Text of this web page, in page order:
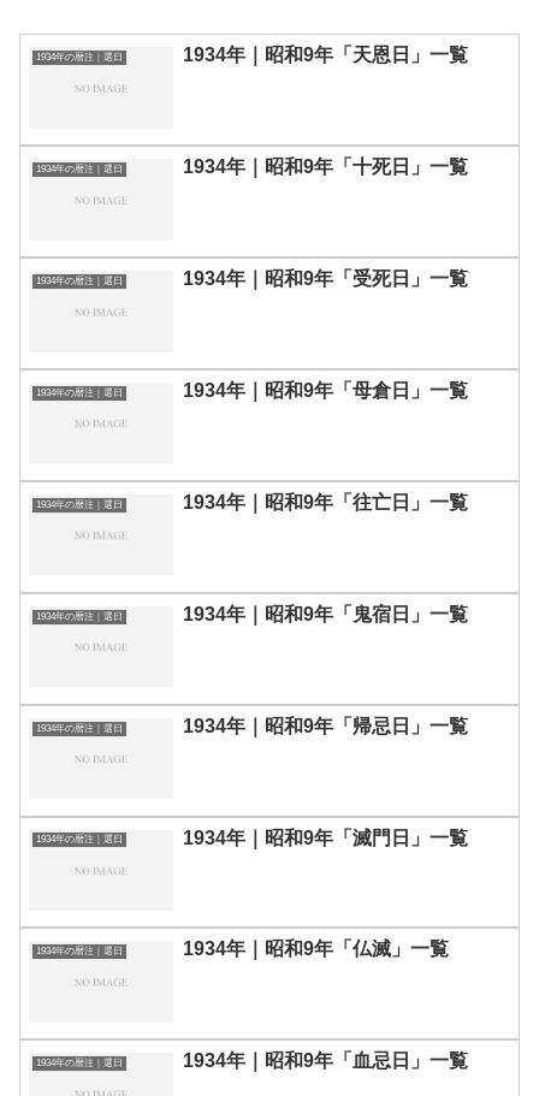
1934年の暦注｜選日 1934年｜昭和9年「天恩日」一覧
1934年の暦注｜選日 1934年｜昭和9年「十死日」一覧
1934年の暦注｜選日 1934年｜昭和9年「受死日」一覧
1934年の暦注｜選日 1934年｜昭和9年「母倉日」一覧
1934年の暦注｜選日 1934年｜昭和9年「往亡日」一覧
1934年の暦注｜選日 1934年｜昭和9年「鬼宿日」一覧
1934年の暦注｜選日 1934年｜昭和9年「帰忌日」一覧
1934年の暦注｜選日 1934年｜昭和9年「滅門日」一覧
1934年の暦注｜選日 1934年｜昭和9年「仏滅」一覧
1934年の暦注｜選日 1934年｜昭和9年「血忌日」一覧